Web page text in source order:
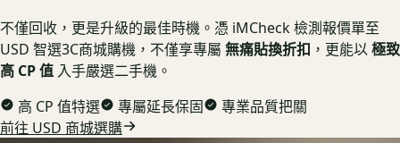
不僅回收，更是升級的最佳時機。憑 iMCheck 檢測報價單至
USD 智選3C商城購機，不僅享專屬 無痛貼換折扣 ，更能以極致
高 CP 值 入手嚴選二手機。
高 CP 值特選
專屬延長保固
專業品質把關
前往 USD 商城選購